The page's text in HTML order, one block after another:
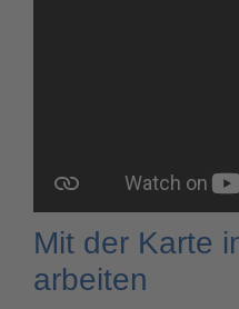
Mit der Karte
arbeiten